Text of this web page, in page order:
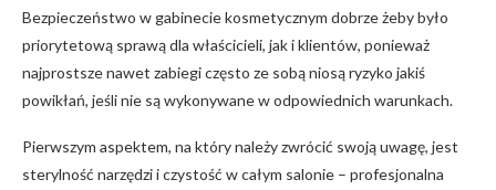
Bezpieczeństwo w gabinecie kosmetycznym dobrze żeby było
priorytetową sprawą dla właścicieli, jak i klientów, ponieważ
najprostsze nawet zabiegi często ze sobą niosą ryzyko jakiś
powikłań, jeśli nie są wykonywane w odpowiednich warunkach.
Pierwszym aspektem, na który należy zwrócić swoją uwagę, jest
sterylność narzędzi i czystość w całym salonie – profesjonalna